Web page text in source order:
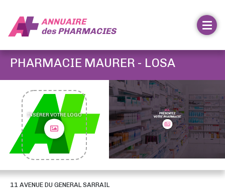
ANNUAIRE
desPHARMACIES
PHARMACIE MAURER - LOSA
INSÉRER VOTRE LOGO
11 AVENUE DU GENERAL SARRAIL